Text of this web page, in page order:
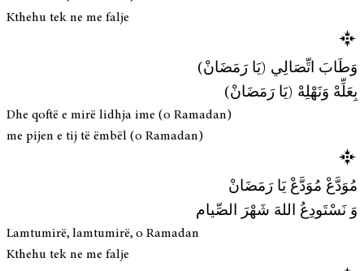
Kthehu tek ne me falje
وَطَابَ اتِّصَالِي (يَا رَمَضَانْ)
بِعَلِّهْ وَنَهْلِهْ (يَا رَمَضَانْ)
Dhe qoftë e mirë lidhja ime (o Ramadan)
me pijen e tij të ëmbël (o Ramadan)
مُوَدَّعْ مُوَدَّعْ يَا رَمَضَانْ
وَ نَسْتَودِعُ اللهَ شَهْرَ الصِّيام
Lamtumirë, lamtumirë, o Ramadan
Kthehu tek ne me falje